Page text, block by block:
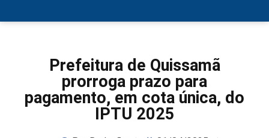
Prefeitura de Quissamã
prorroga prazo para
pagamento, em cota única, do
IPTU 2025